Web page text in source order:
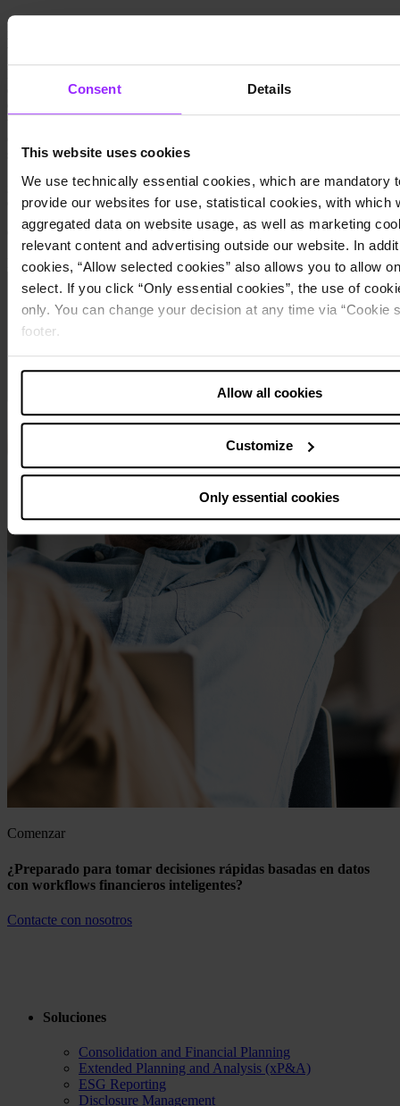
Consent Details
This website uses cookies
We use technically essential cookies, which are mandatory
provide our websites for use, statistical cookies, with which
aggregated data on website usage, as well as marketing
relevant content and advertising outside our website. In
cookies, “Allow selected cookies” also allows you to allow
select. If you click “Only essential cookies”, the use of
only. You can change your decision at any time via “Cookie
footer.
Note about the processing of your data collected on this
By clicking “Allow all cookies” you also agree that your data
in the USA. The European Court of Justice judges the USA
particular risk that your data may be processed by US
Allow all cookies
Customize
Only essential cookies
Informes
de 360 grados, combinando los conocimientos de Finanzas,
sostenibles que se desarrollan en cooperación con nuestros clientes.
grado de orientación al servicio y atención al cliente es una
característica esencial de nuestro trabajo.
Contacto
Más información sobre nuestro socio
Comenzar
¿Preparado para tomar decisiones rápidas basadas en datos
con workflows financieros inteligentes?
Contacte con nosotros
Soluciones
Consolidation and Financial Planning
Extended Planning and Analysis (xP&A)
ESG Reporting
Disclosure Management